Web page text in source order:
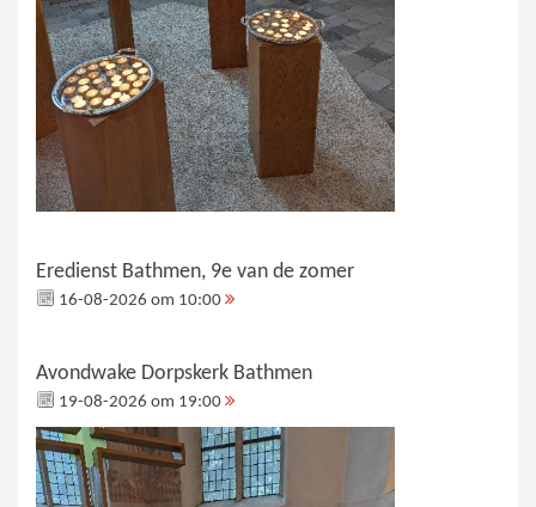
Eredienst Bathmen, 9e van de zomer
16-08-2026 om 10:00
Avondwake Dorpskerk Bathmen
19-08-2026 om 19:00